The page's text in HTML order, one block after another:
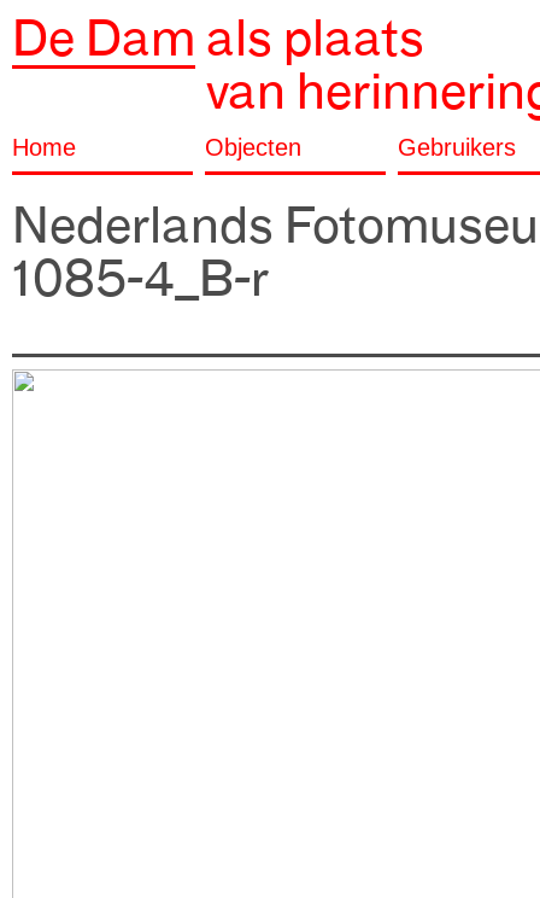
De Dam als plaats
van
Home Objecten Gebruikers
Nederlands
1085-4_B-r